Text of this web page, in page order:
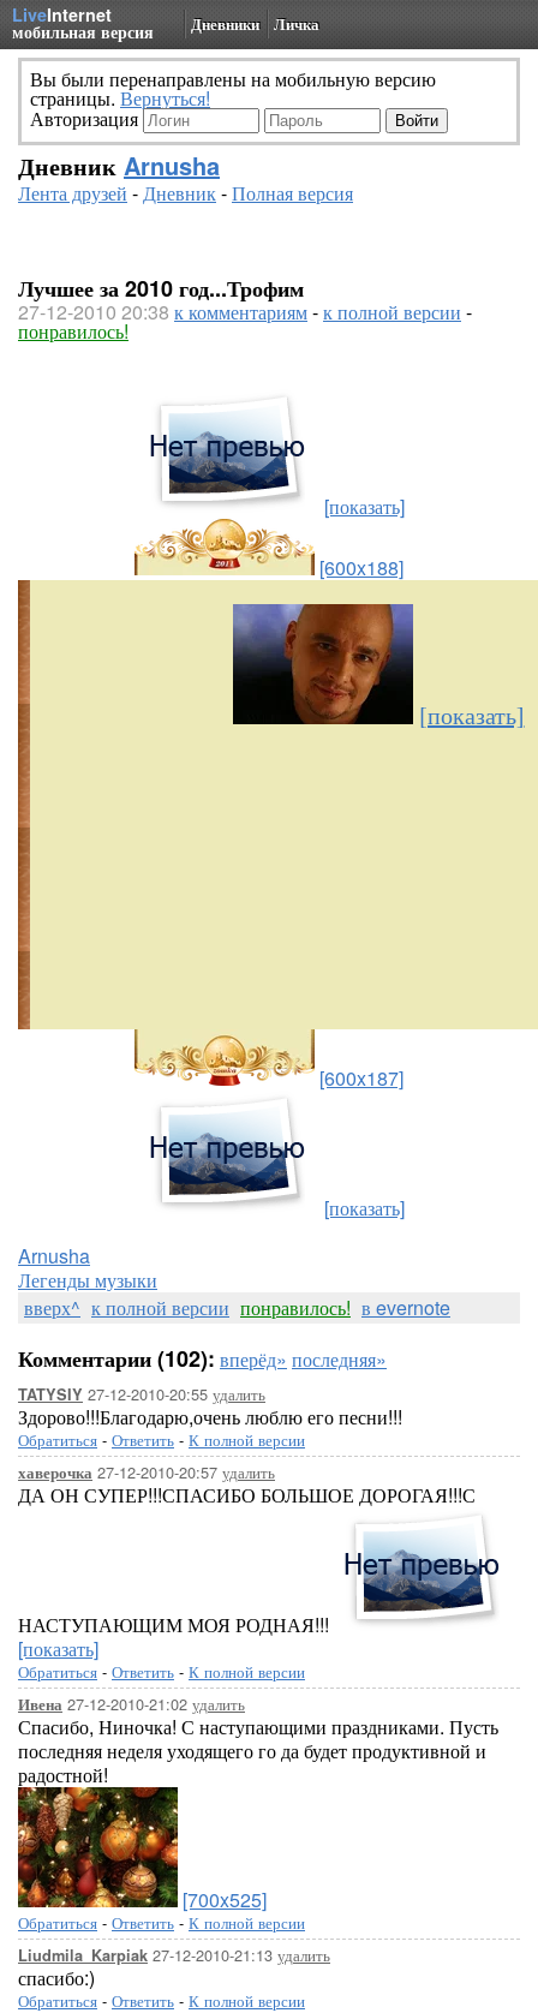
LiveInternet
мобильная версия Дневники Личка
Вы были перенаправлены на мобильную версию
страницы. Вернуться!
Авторизация
Дневник Arnusha
Лента друзей -Дневник-Полная версия
Лучшее за 2010 год...Трофим
27-12-2010 20:38 к комментариям-к полной версии -
понравилось!
[показать]
[600x188]
[показать]
[600x187]
[показать]
Arnusha
Легенды музыки
вверх^ к полной версии понравилось! в evernote
Комментарии (102): вперёд» последняя»
TATYSIY 27-12-2010-20:55 удалить
Здорово!!!Благодарю,очень люблю его песни!!!
Обратиться - Ответить - К полной версии
хаверочка 27-12-2010-20:57 удалить
ДА ОН СУПЕР!!!СПАСИБО БОЛЬШОЕ ДОРОГАЯ!!!С
НАСТУПАЮЩИМ МОЯ РОДНАЯ!!!
[показать]
Обратиться - Ответить - К полной версии
Ивена 27-12-2010-21:02 удалить
Спасибо, Ниночка! С наступающими праздниками. Пусть
последняя неделя уходящего го да будет продуктивной и
радостной!
[700x525]
Обратиться - Ответить - К полной версии
Liudmila_Karpiak 27-12-2010-21:13 удалить
спасибо:)
Обратиться - Ответить - К полной версии